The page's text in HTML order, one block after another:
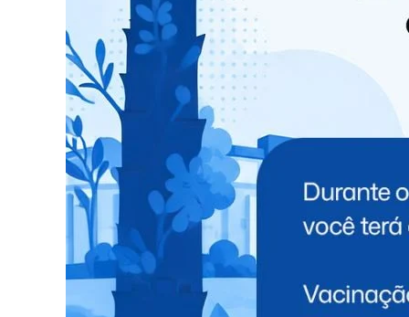
TÓPICOS RELACIONADOS: NEW
NÃO PERCA
Operação da Polícia Civil cumpre neste
momento diversos mandados em SMI,
Medianeira, STI e Foz; São mais de 90
policiais civis nas ruas